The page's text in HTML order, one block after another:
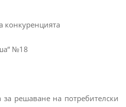
конкуренцията
№18
решаване на потребителски